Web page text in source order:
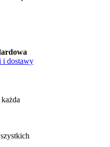
i dostawy